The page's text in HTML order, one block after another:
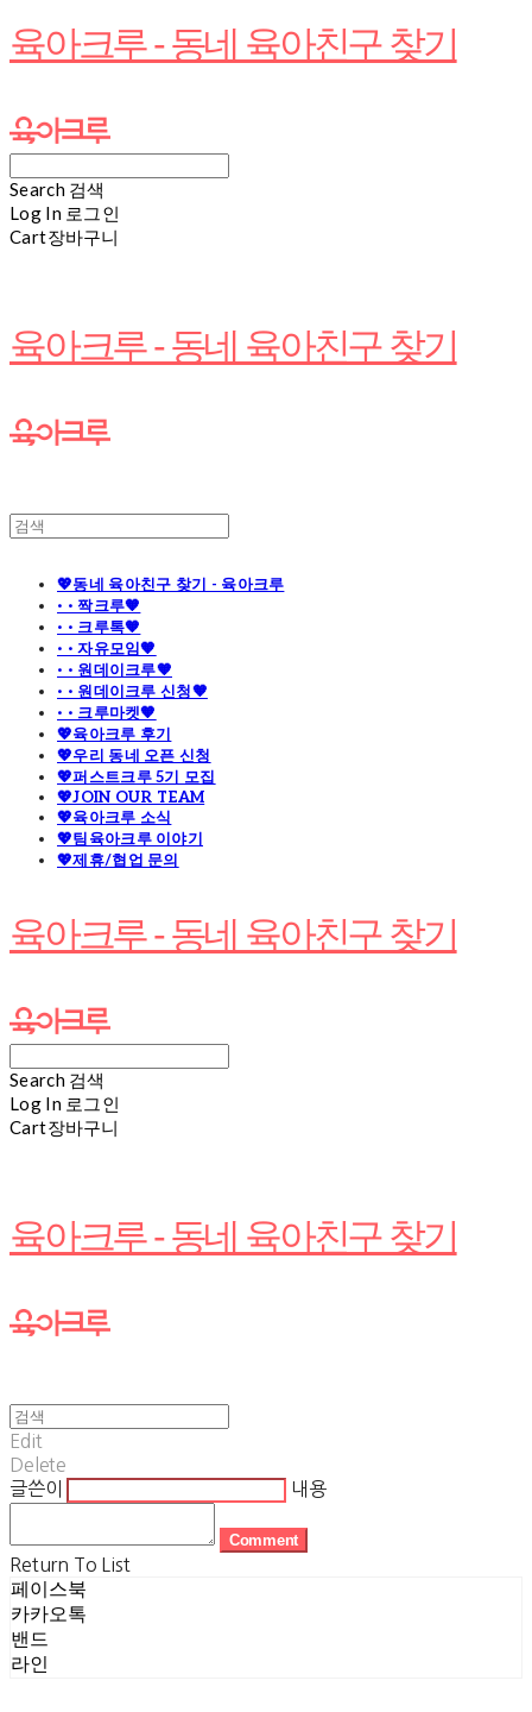
육아크루 - 동네 육아친구 찾기
Search 검색
Log In 로그인
Cart장바구니
육아크루 - 동네 육아친구 찾기
💖동네 육아친구 찾기 - 육아크루
· · 짝크루🧡
· · 크루톡🧡
· · 자유모임🧡
· · 원데이크루🧡
· · 원데이크루 신청🧡
· · 크루마켓🧡
💖육아크루 후기
💖우리 동네 오픈 신청
💖퍼스트크루 5기 모집
💖JOIN OUR TEAM
💖육아크루 소식
💖팀육아크루 이야기
💖제휴/협업 문의
육아크루 - 동네 육아친구 찾기
Search 검색
Log In 로그인
Cart장바구니
육아크루 - 동네 육아친구 찾기
Edit
Delete
글쓴이
내용
Comment
Return To List
페이스북
카카오톡
밴드
라인